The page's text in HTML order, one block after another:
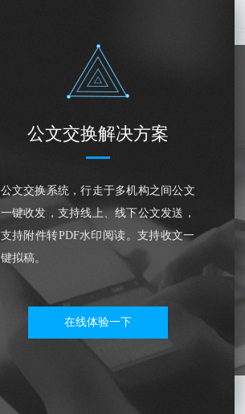
公文交换解决方案
公文交换系统，行走于多机构之间公文
一键收发，支持线上、线下公文发送，
支持附件转PDF水印阅读。支持收文一
键拟稿。
在线体验一下